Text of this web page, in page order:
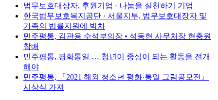
법무보호대상자, 후원기업 · 나눔을 실천하기 기업
한국법무보호복지공단 · 서울지부, 법무보호대장자 및
가족의 법률지원에 박차
민주평통, 김관용 수석부의장 • 석동현 사무처장 현충원
참배
민주평통, 평화통일 … 청년이 중심이 되는 활동을 전개
해야
민주평통, 『2021 해외 청소년 평화·통일 그림공모전』
시상식 가져